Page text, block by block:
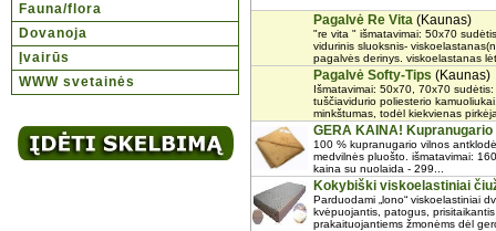
Fauna/flora
Dovanoja
Įvairūs
WWW svetainės
Pagalvė Re Vita (Kaunas)
"re vita " išmatavimai: 50x70
vidurinis sluoksnis-
pagalvės derinys. viskoelastanas
Pagalvė Softy-Tips (Kaunas)
Išmatavimai: 50x70, 70x70
tuščiavidurio poliesterio
minkštumas, todėl kiekvienas
GERA KAINA!
100 % kupranugario vilnos
medvilnės pluošto. išmatavimai:
kaina su nuolaida - 299...
Kokybiški viskoelastiniai
Parduodami „lono“ viskoelastiniai
kvėpuojantis, patogus,
prakaituojantiems žmonėms dėl